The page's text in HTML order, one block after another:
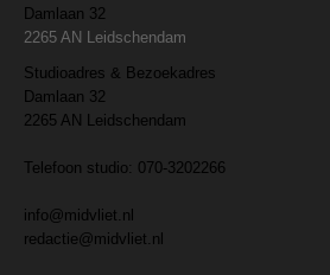
Damlaan 32
2265 AN Leidschendam
Studioadres & Bezoekadres
Damlaan 32
2265 AN Leidschendam
Telefoon studio: 070-3202266
info@midvliet.nl
redactie@midvliet.nl